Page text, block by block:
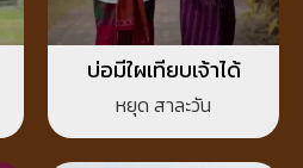
บ่อมีใผเทียบเจ้าได้
หยุด สาละวัน